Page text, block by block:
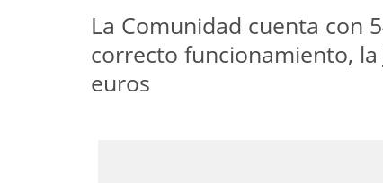
La Comunidad cuenta con
correcto funcionamiento,
euros